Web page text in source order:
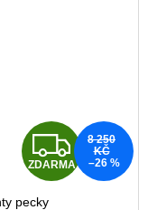
Z
D
ZDARMA
8 250
KČ
–26 %
pecky